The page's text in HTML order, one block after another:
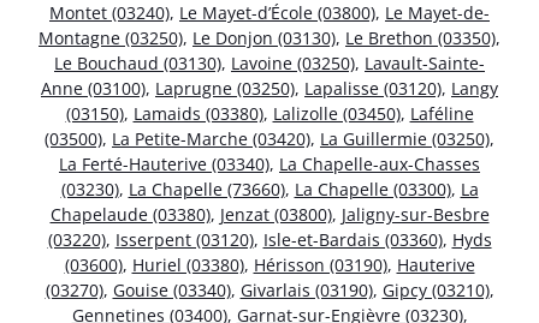
Montet (03240), Le Mayet-d’École (03800), Le Mayet-de-
Montagne (03250), Le Donjon (03130), Le Brethon (03350),
Le Bouchaud (03130), Lavoine (03250), Lavault-Sainte-
Anne (03100), Laprugne (03250), Lapalisse (03120), Langy
(03150), Lamaids (03380), Lalizolle (03450), Laféline
(03500), La Petite-Marche (03420), La Guillermie (03250),
La Ferté-Hauterive (03340), La Chapelle-aux-Chasses
(03230), La Chapelle (73660), La Chapelle (03300), La
Chapelaude (03380), Jenzat (03800), Jaligny-sur-Besbre
(03220), Isserpent (03120), Isle-et-Bardais (03360), Hyds
(03600), Huriel (03380), Hérisson (03190), Hauterive
(03270), Gouise (03340), Givarlais (03190), Gipcy (03210),
Gennetines (03400), Garnat-sur-Engièvre (03230),